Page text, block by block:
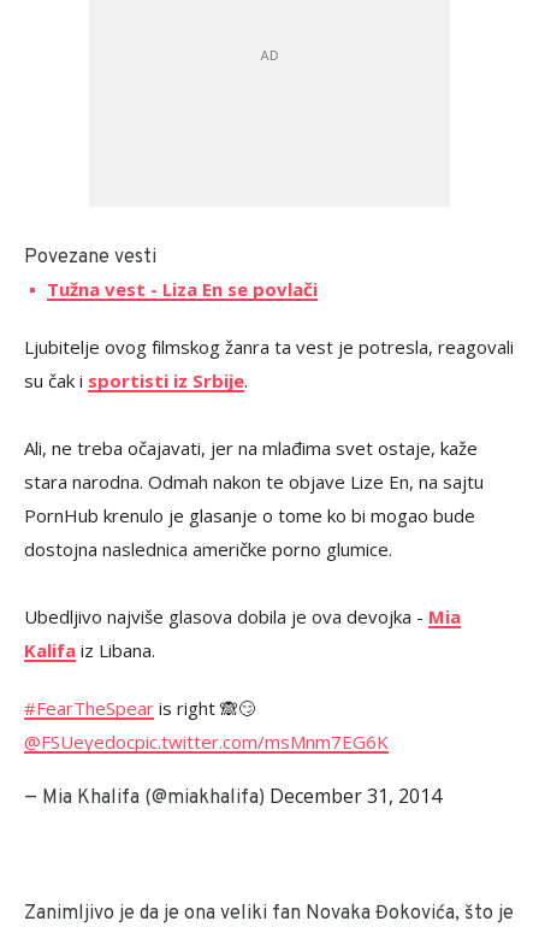
Povezane vesti
Tužna vest - Liza En se povlači
Ljubitelje ovog filmskog žanra ta vest je potresla, reagovali
su čak i sportisti iz Srbije.
Ali, ne treba očajavati, jer na mlađima svet ostaje, kaže
stara narodna. Odmah nakon te objave Lize En, na sajtu
PornHub krenulo je glasanje o tome ko bi mogao bude
dostojna naslednica američke porno glumice.
Ubedljivo najviše glasova dobila je ova devojka - Mia
Kalifa iz Libana.
#FearTheSpear is right 🙈😏
@FSUeyedocpic.twitter.com/msMnm7EG6K
— Mia Khalifa (@miakhalifa) December 31, 2014
Zanimljivo je da je ona veliki fan Novaka Đokovića, što je